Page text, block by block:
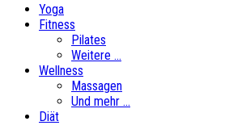
Yoga
Fitness
Pilates
Weitere ...
Wellness
Massagen
Und mehr ...
Diät